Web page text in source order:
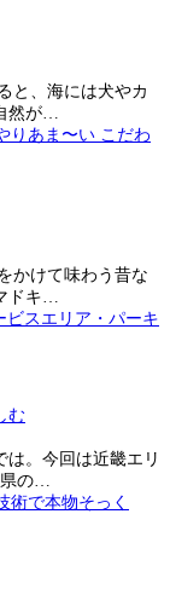
と、海には犬やカ
然が…
かけて味わう昔な
ドキ…
む
は。今回は近畿エリ
県の…